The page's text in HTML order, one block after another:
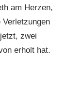
am Herzen,
zwei
erholt hat.